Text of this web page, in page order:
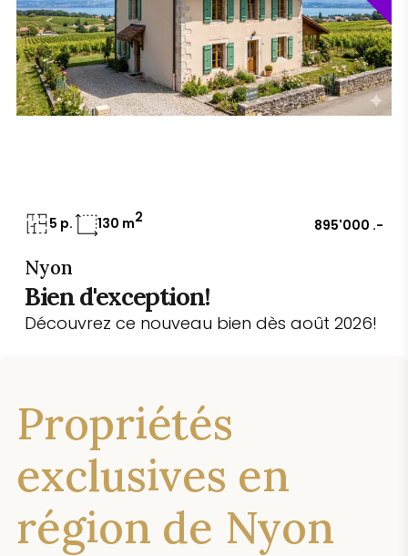
5 p. 130 m2 895'000 .-
Nyon
Bien d'exception!
Découvrez ce nouveau bien dès août 2026!
Propriétés
exclusives en
région de Nyon